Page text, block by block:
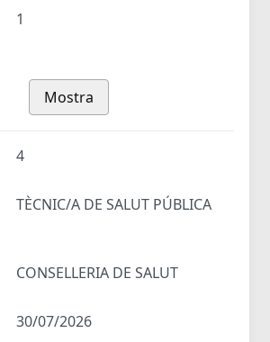
1
Mostra
4
TÈCNIC/A DE SALUT PÚBLICA
CONSELLERIA DE SALUT
30/07/2026